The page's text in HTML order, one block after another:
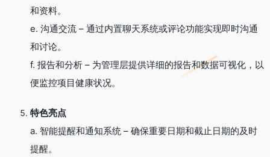
和资料。
e. 沟通交流 – 通过内置聊天系统或评论功能实现即时沟通
和讨论。
f. 报告和分析 – 为管理层提供详细的报告和数据可视化，以
便监控项目健康状况。
特色亮点
a. 智能提醒和通知系统 – 确保重要日期和截止日期的及时
提醒。